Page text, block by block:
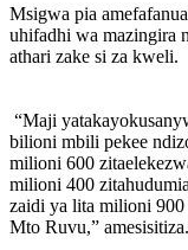
‎Msigwa pia
uhifadhi wa mazingira
athari zake si za kweli.
“Maji
bilioni mbili pekee
milioni 600
milioni 400
zaidi ya lita milioni
Mto Ruvu,” amesisitiza.